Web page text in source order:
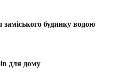
будинку водою
для дому